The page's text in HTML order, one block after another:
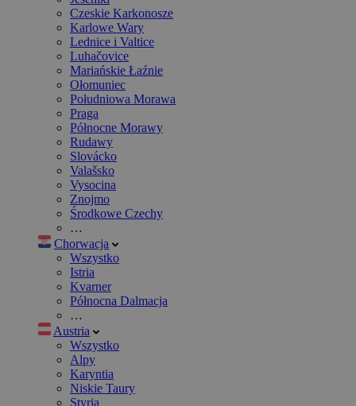
Czeskie Karkonosze
Karlowe Wary
Lednice i Valtice
Luhačovice
Mariańskie Łaźnie
Ołomuniec
Południowa Morawa
Praga
Północne Morawy
Rudawy
Slovácko
Valašsko
Vysocina
Znojmo
Środkowe Czechy
…
Chorwacja
Wszystko
Istria
Kvarner
Północna Dalmacja
…
Austria
Wszystko
Alpy
Karyntia
Niskie Taury
Styria